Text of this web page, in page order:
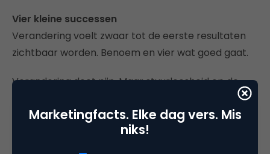
Vier kleine successen
Verandering voelt zwaar tot de eerste resultaten
zichtbaar worden. Benoem en vier wat goed gaat.
Verandering doet pijn. Maar stuurloosheid op de
lange termijn doet meer pijn. Leiderschap vraagt
visie, vertrouwen en vastberadenheid. Niet om te
controleren, maar om veiligheid te bieden.
Marketingfacts. Elke dag vers. Mis
niks!